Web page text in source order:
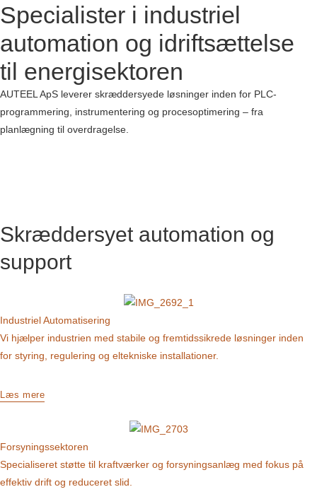
Specialister i industriel
automation og idriftsættelse
til energisektoren
AUTEEL ApS leverer skræddersyede løsninger inden for PLC-
programmering, instrumentering og procesoptimering – fra
planlægning til overdragelse.
Skræddersyet automation og
support
Industriel Automatisering
Vi hjælper industrien med stabile og fremtidssikrede løsninger inden
for styring, regulering og eltekniske installationer.
Læs mere
Forsyningssektoren
Specialiseret støtte til kraftværker og forsyningsanlæg med fokus på
effektiv drift og reduceret slid.